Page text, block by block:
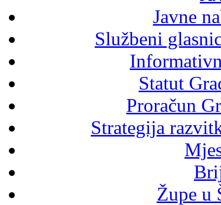
Javne
Službeni
Statut
Proračun
Strategija
Župe u